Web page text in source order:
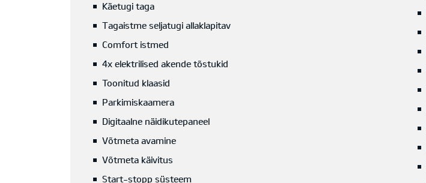
Käetugi taga
Tagaistme seljatugi allaklapitav
Comfort istmed
4x elektrilised akende tõstukid
Toonitud klaasid
Parkimiskaamera
Digitaalne näidikutepaneel
Võtmeta avamine
Võtmeta käivitus
Start-stopp süsteem